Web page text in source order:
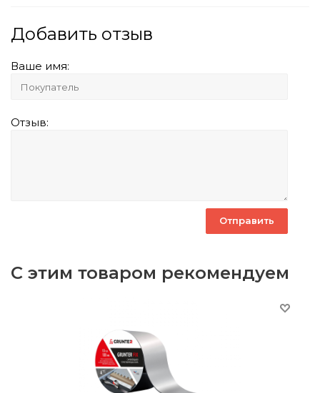
Добавить отзыв
Ваше имя:
Отзыв:
С этим товаром рекомендуем